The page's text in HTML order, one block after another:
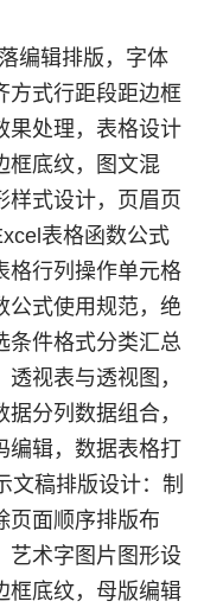
编辑排版，字体
方式行距段距边框
果处理，表格设计
框底纹，图文混
样式设计，页眉页
表格函数公式
格行列操作单元格
公式使用规范，绝
条件格式分类汇总
视表与透视图，
分列数据组合，
编辑，数据表格打
文稿排版设计：制
页面顺序排版布
艺术字图片图形设
框底纹，母版编辑